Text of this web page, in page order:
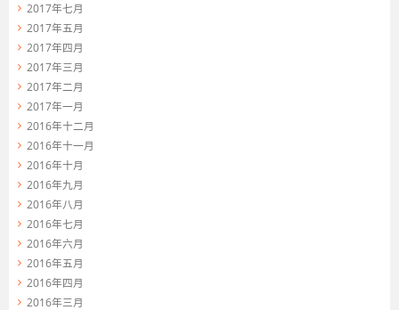
2017年七月
2017年五月
2017年四月
2017年三月
2017年二月
2017年一月
2016年十二月
2016年十一月
2016年十月
2016年九月
2016年八月
2016年七月
2016年六月
2016年五月
2016年四月
2016年三月